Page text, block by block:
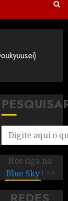
Nos siga no
Blue Sky ! ^^